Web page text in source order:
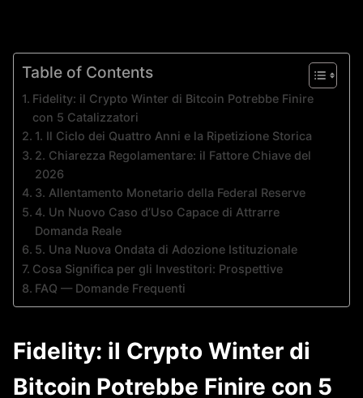
Table of Contents
Fidelity: il Crypto Winter di Bitcoin Potrebbe Finire
con 5 Catalizzatori
1. Il Ciclo dei Quattro Anni e la Ripetizione Storica
2. Chiarezza Regolamentare: il Fattore Chiave del
2026
3. Allentamento Monetario della Federal Reserve
4. Un Nuovo Caso d’Uso Capace di Attrarre
Domanda Reale
5. Una Nuova Ondata di Adozione Istituzionale
Cosa Significa per gli Investitori: Prospettive
FAQ — Domande Frequenti
Fidelity: il Crypto Winter di
Bitcoin Potrebbe Finire con 5